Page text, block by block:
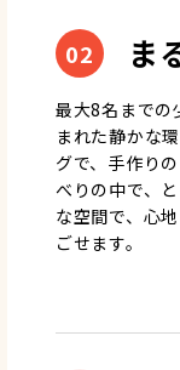
02 ま
最大8名までの
まれた静かな
グで、手作り
べりの中で、
な空間で、心
ごせます。